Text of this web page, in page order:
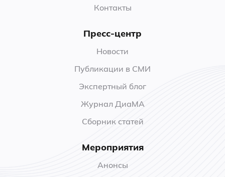
Контакты
Пресс-центр
Новости
Публикации в СМИ
Экспертный блог
Журнал ДиаМА
Сборник статей
Мероприятия
Анонсы